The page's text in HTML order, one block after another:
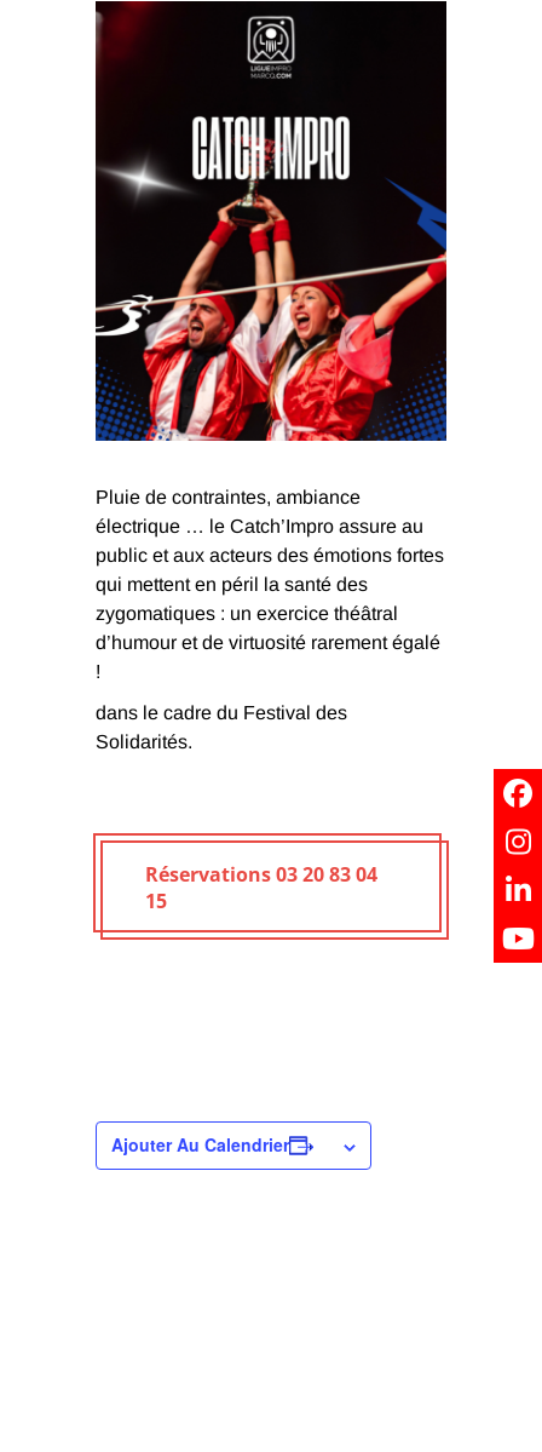
Pluie de contraintes, ambiance
électrique … le Catch’Impro assure au
public et aux acteurs des émotions fortes
qui mettent en péril la santé des
zygomatiques : un exercice théâtral
d’humour et de virtuosité rarement égalé
!
dans le cadre du Festival des
Solidarités.
Réservations 03 20 83 04
15
Ajouter Au Calendrier